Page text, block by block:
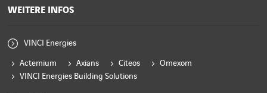
WEITERE INFOS
VINCI Energies
Actemium Axians Citeos
Omexom
VINCI Energies Building Solutions